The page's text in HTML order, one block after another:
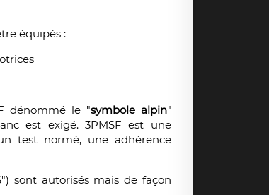
équipés :
dénommé le "symbole alpin"
est exigé. 3PMSF est une
test normé, une adhérence
sont autorisés mais de façon